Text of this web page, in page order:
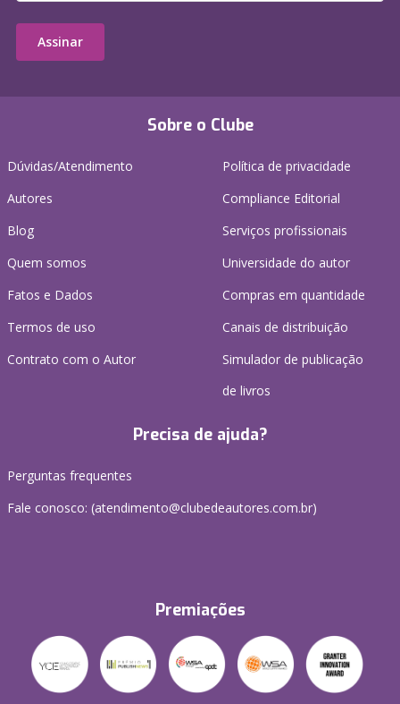
Sobre o Clube
Dúvidas/Atendimento
Autores
Blog
Quem somos
Fatos e Dados
Termos de uso
Contrato com o Autor
Política de privacidade
Compliance Editorial
Serviços profissionais
Universidade do autor
Compras em quantidade
Canais de distribuição
Simulador de publicação
de livros
Precisa de ajuda?
Perguntas frequentes
Fale conosco: (atendimento@clubedeautores.com.br)
Premiações
Assinar